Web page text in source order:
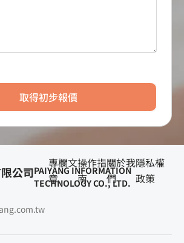
取得初步報價
公司PAIYANG INFORMATION
TECHNOLOGY CO., LTD.
專欄文
章
操作指
南
關於我
們
隱私權
政策